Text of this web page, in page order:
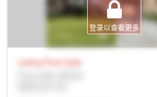
登录以查看更多
Listing Price Sale